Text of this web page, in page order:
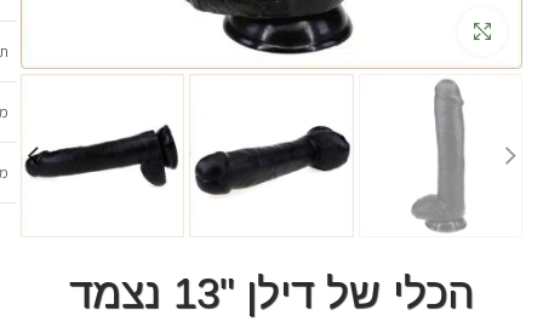
הכלי של דילן "13 נצמד